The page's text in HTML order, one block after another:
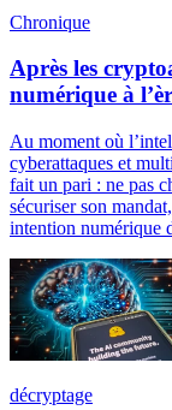
Chronique
Après les
numérique à
Au moment où
cyberattaques et
fait un pari : ne pas
sécuriser son
intention numérique
décryptage